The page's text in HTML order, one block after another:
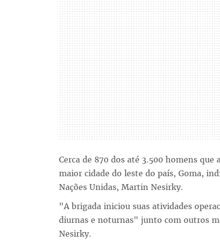
Cerca de 870 dos até 3.500 homens
maior cidade do leste do país, Goma,
Nações Unidas, Martin Nesirky.
"A brigada iniciou suas atividades
diurnas e noturnas" junto com outros
Nesirky.